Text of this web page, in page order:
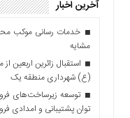
آخرین اخبار
مشایه
استقبال زائرین اربعین
(ع) شهرداری منطقه یک
توسعه زیرساخت‌های
توان پشتیبانی و امدادی